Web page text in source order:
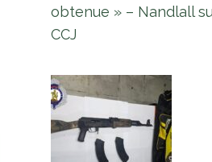
obtenue » – Nandlall
CCJ